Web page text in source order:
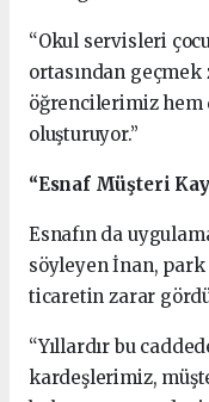
“Okul servisleri
ortasından geçmek
öğrencilerimiz
oluşturuyor.”
“Esnaf Müşteri
Esnafın da
söyleyen İnan, park
ticaretin zarar
“Yıllardır bu
kardeşlerimiz,